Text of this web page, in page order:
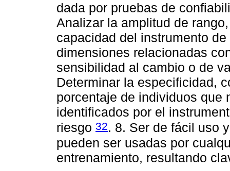
dada por pruebas de
Analizar la amplitud de
capacidad del instrumento
dimensiones relacionadas
sensibilidad al cambio o de
Determinar la especificidad,
porcentaje de individuos que
identificados por el
riesgo 32. 8. Ser de fácil uso
pueden ser usadas por
entrenamiento, resultando